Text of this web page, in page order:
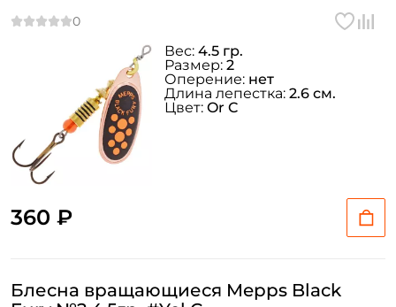
360 ₽
Вес: 4.5 гр.
Размер: 2
Оперение: нет
Длина лепестка: 2.6 см.
Цвет: Or C
Блесна вращающиеся Mepps Black